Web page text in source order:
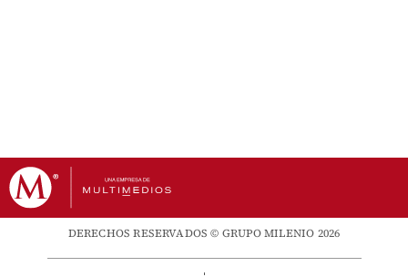
DERECHOS RESERVADOS © GRUPO MILENIO 2026